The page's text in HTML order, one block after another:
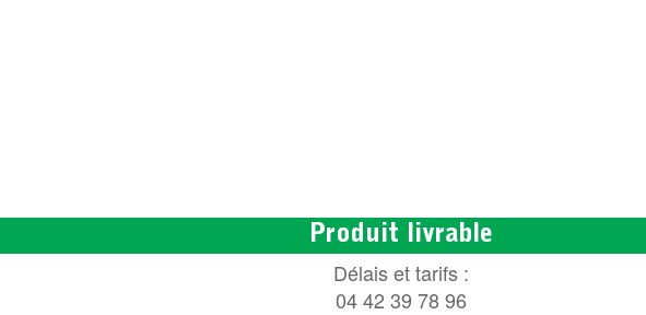
Produit livrable
Délais et tarifs :
04 42 39 78 96